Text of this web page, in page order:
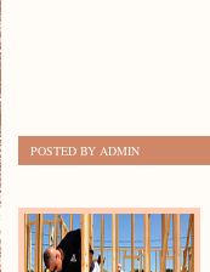
POSTED BY ADMIN